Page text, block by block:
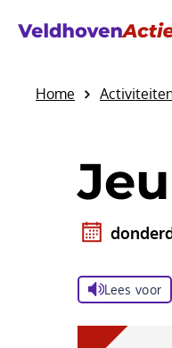
Home
Lees voor